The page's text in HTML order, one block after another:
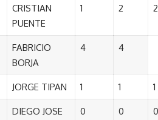
CRISTIAN
PUENTE
1 2 2
FABRICIO
BORJA
4 4
JORGE TIPAN 1 1 1
DIEGO JOSE
0 0 0